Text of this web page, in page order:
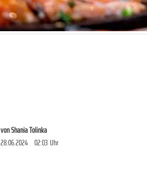
vonShania Tolinka
28.06.2024 02:03 Uhr